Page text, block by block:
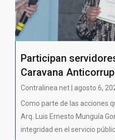
Participan
Caravana
Contralinea net | agosto 6,
Como parte de las acciones
Arq. Luis Ernesto Munguía
integridad en el servicio